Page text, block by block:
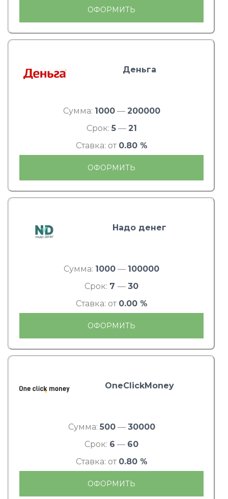
ОФОРМИТЬ
Деньга
Сумма: 1000— 200000
Срок: 5— 21
Ставка: от 0.80 %
ОФОРМИТЬ
Надо денег
Сумма: 1000 — 100000
Срок: 7 — 30
Ставка: от 0.00 %
ОФОРМИТЬ
OneClickMoney
Сумма: 500— 30000
Срок: 6 — 60
Ставка: от 0.80 %
ОФОРМИТЬ